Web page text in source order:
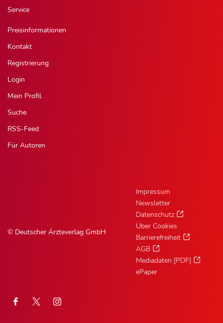
Service
Preisinformationen
Kontakt
Registrierung
Login
Mein Profil
Suche
RSS-Feed
Für Autoren
© Deutscher Ärzteverlag GmbH
Impressum
Newsletter
Datenschutz
Über Cookies
Barrierefreiheit
AGB
Mediadaten [PDF]
ePaper